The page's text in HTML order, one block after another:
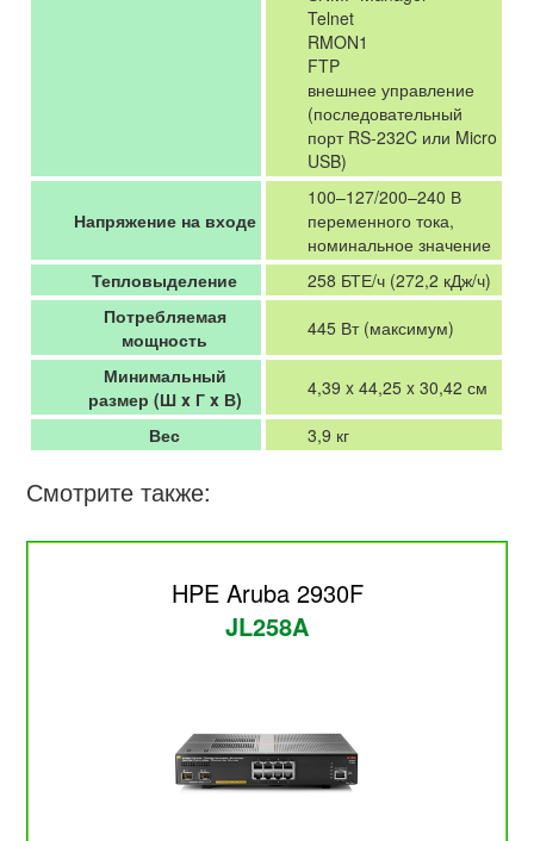
Telnet
RMON1
FTP
внешнее управление
(последовательный
порт RS-232C или Micro
USB)
Напряжение на входе
100–127/200–240 В
переменного тока,
номинальное значение
Тепловыделение
258 БТЕ/ч (272,2 кДж/ч)
Потребляемая
мощность
445 Вт (максимум)
Минимальный
размер (Ш x Г x В)
4,39 x 44,25 x 30,42 см
Вес
3,9 кг
Смотрите также:
HPE Aruba 2930F
JL258A